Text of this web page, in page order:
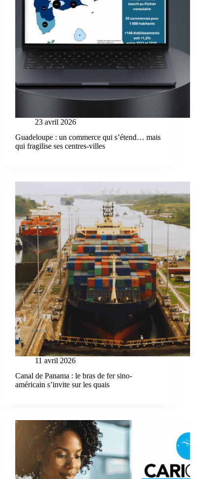
23 avril 2026
Guadeloupe : un commerce qui s’étend… mais
qui fragilise ses centres-villes
11 avril 2026
Canal de Panama : le bras de fer sino-
américain s’invite sur les quais